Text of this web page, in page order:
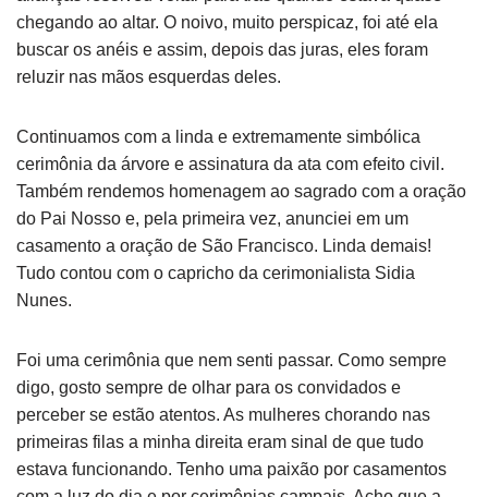
chegando ao altar. O noivo, muito perspicaz, foi até ela
buscar os anéis e assim, depois das juras, eles foram
reluzir nas mãos esquerdas deles.
Continuamos com a linda e extremamente simbólica
cerimônia da árvore e assinatura da ata com efeito civil.
Também rendemos homenagem ao sagrado com a oração
do Pai Nosso e, pela primeira vez, anunciei em um
casamento a oração de São Francisco. Linda demais!
Tudo contou com o capricho da cerimonialista Sidia
Nunes.
Foi uma cerimônia que nem senti passar. Como sempre
digo, gosto sempre de olhar para os convidados e
perceber se estão atentos. As mulheres chorando nas
primeiras filas a minha direita eram sinal de que tudo
estava funcionando. Tenho uma paixão por casamentos